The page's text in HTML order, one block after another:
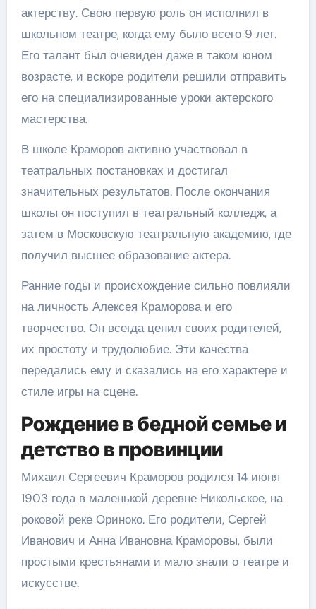
актерству. Свою первую роль он исполнил в
школьном театре, когда ему было всего 9 лет.
Его талант был очевиден даже в таком юном
возрасте, и вскоре родители решили отправить
его на специализированные уроки актерского
мастерства.
В школе Краморов активно участвовал в
театральных постановках и достигал
значительных результатов. После окончания
школы он поступил в театральный колледж, а
затем в Московскую театральную академию, где
получил высшее образование актера.
Ранние годы и происхождение сильно повлияли
на личность Алексея Краморова и его
творчество. Он всегда ценил своих родителей,
их простоту и трудолюбие. Эти качества
передались ему и сказались на его характере и
стиле игры на сцене.
Рождение в бедной семье и
детство в провинции
Михаил Сергеевич Краморов родился 14 июня
1903 года в маленькой деревне Никольское, на
роковой реке Ориноко. Его родители, Сергей
Иванович и Анна Ивановна Краморовы, были
простыми крестьянами и мало знали о театре и
искусстве.